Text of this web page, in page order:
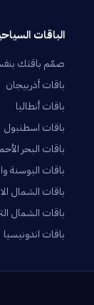
الباقات
صمّم باقتك
باقات أذربيجان
باقات أنطاليا
باقات اسطنبول
باقات البحر
باقات البوسنة
باقات الشمال
باقات الشمال
باقات اندونيسيا